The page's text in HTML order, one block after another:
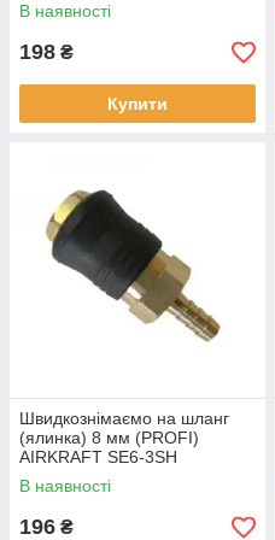
В наявності
198 ₴
Купити
Швидкознімаємо на шланг
(ялинка) 8 мм (PROFI)
AIRKRAFT SE6-3SH
В наявності
196 ₴